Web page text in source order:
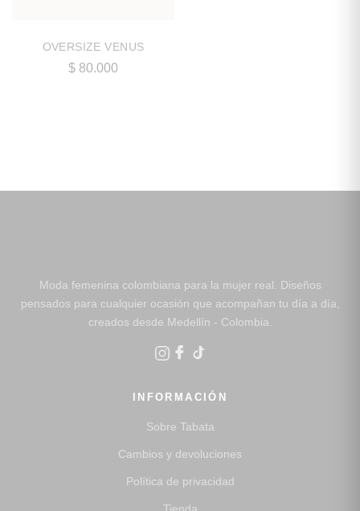
OVERSIZE VENUS
$ 80.000
Moda femenina colombiana para la mujer real. Diseños
pensados para cualquier ocasión que acompañan tu día a día,
creados desde Medellín - Colombia.
INFORMACIÓN
Sobre Tabata
Cambios y devoluciones
Política de privacidad